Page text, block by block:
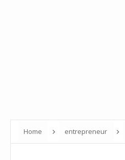
Home entrepreneur